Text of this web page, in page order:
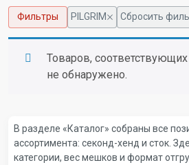
Фильтры PILGRIM Сбросить
Товаров,
не обнаружено.
В разделе «Каталог» собраны все
ассортимента: секонд-хенд и сток.
категории, вес мешков и формат